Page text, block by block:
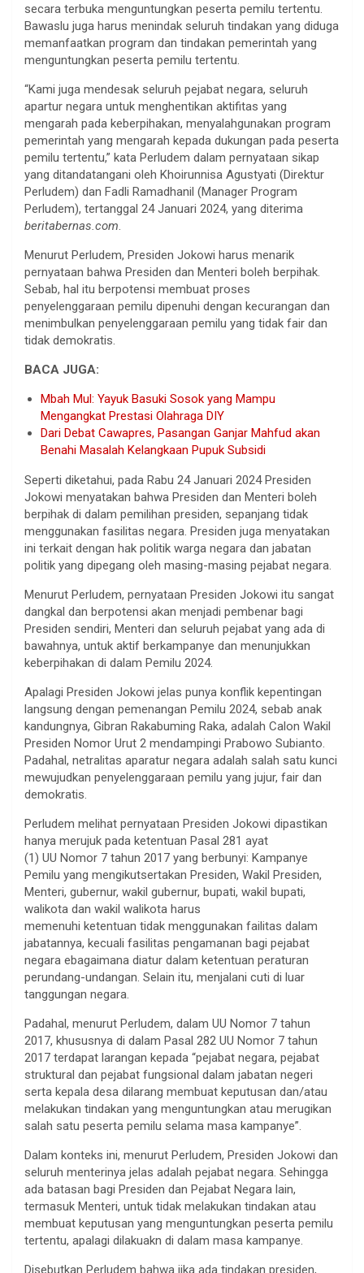
secara terbuka menguntungkan peserta pemilu tertentu.
Bawaslu juga harus menindak seluruh tindakan yang diduga
memanfaatkan program dan tindakan pemerintah yang
menguntungkan peserta pemilu tertentu.
“Kami juga mendesak seluruh pejabat negara, seluruh
apartur negara untuk menghentikan aktifitas yang
mengarah pada keberpihakan, menyalahgunakan program
pemerintah yang mengarah kepada dukungan pada peserta
pemilu tertentu,” kata Perludem dalam pernyataan sikap
yang ditandatangani oleh Khoirunnisa Agustyati (Direktur
Perludem) dan Fadli Ramadhanil (Manager Program
Perludem), tertanggal 24 Januari 2024, yang diterima
beritabernas.com.
Menurut Perludem, Presiden Jokowi harus menarik
pernyataan bahwa Presiden dan Menteri boleh berpihak.
Sebab, hal itu berpotensi membuat proses
penyelenggaraan pemilu dipenuhi dengan kecurangan dan
menimbulkan penyelenggaraan pemilu yang tidak fair dan
tidak demokratis.
BACA JUGA:
Mbah Mul: Yayuk Basuki Sosok yang Mampu
Mengangkat Prestasi Olahraga DIY
Dari Debat Cawapres, Pasangan Ganjar Mahfud akan
Benahi Masalah Kelangkaan Pupuk Subsidi
Seperti diketahui, pada Rabu 24 Januari 2024 Presiden
Jokowi menyatakan bahwa Presiden dan Menteri boleh
berpihak di dalam pemilihan presiden, sepanjang tidak
menggunakan fasilitas negara. Presiden juga menyatakan
ini terkait dengan hak politik warga negara dan jabatan
politik yang dipegang oleh masing-masing pejabat negara.
Menurut Perludem, pernyataan Presiden Jokowi itu sangat
dangkal dan berpotensi akan menjadi pembenar bagi
Presiden sendiri, Menteri dan seluruh pejabat yang ada di
bawahnya, untuk aktif berkampanye dan menunjukkan
keberpihakan di dalam Pemilu 2024.
Apalagi Presiden Jokowi jelas punya konflik kepentingan
langsung dengan pemenangan Pemilu 2024, sebab anak
kandungnya, Gibran Rakabuming Raka, adalah Calon Wakil
Presiden Nomor Urut 2 mendampingi Prabowo Subianto.
Padahal, netralitas aparatur negara adalah salah satu kunci
mewujudkan penyelenggaraan pemilu yang jujur, fair dan
demokratis.
Perludem melihat pernyataan Presiden Jokowi dipastikan
hanya merujuk pada ketentuan Pasal 281 ayat
(1) UU Nomor 7 tahun 2017 yang berbunyi: Kampanye
Pemilu yang mengikutsertakan Presiden, Wakil Presiden,
Menteri, gubernur, wakil gubernur, bupati, wakil bupati,
walikota dan wakil walikota harus
memenuhi ketentuan tidak menggunakan failitas dalam
jabatannya, kecuali fasilitas pengamanan bagi pejabat
negara ebagaimana diatur dalam ketentuan peraturan
perundang-undangan. Selain itu, menjalani cuti di luar
tanggungan negara.
Padahal, menurut Perludem, dalam UU Nomor 7 tahun
2017, khususnya di dalam Pasal 282 UU Nomor 7 tahun
2017 terdapat larangan kepada “pejabat negara, pejabat
struktural dan pejabat fungsional dalam jabatan negeri
serta kepala desa dilarang membuat keputusan dan/atau
melakukan tindakan yang menguntungkan atau merugikan
salah satu peserta pemilu selama masa kampanye”.
Dalam konteks ini, menurut Perludem, Presiden Jokowi dan
seluruh menterinya jelas adalah pejabat negara. Sehingga
ada batasan bagi Presiden dan Pejabat Negara lain,
termasuk Menteri, untuk tidak melakukan tindakan atau
membuat keputusan yang menguntungkan peserta pemilu
tertentu, apalagi dilakuakn di dalam masa kampanye.
Disebutkan Perludem bahwa jika ada tindakan presiden,